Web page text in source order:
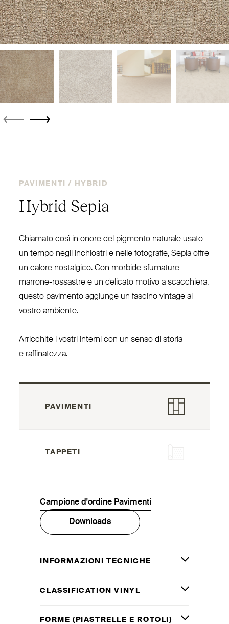
PAVIMENTI / HYBRID
Hybrid Sepia
Chiamato così in onore del pigmento naturale usato
un tempo negli inchiostri e nelle fotografie, Sepia offre
un calore nostalgico. Con morbide sfumature
marrone-rossastre e un delicato motivo a scacchiera,
questo pavimento aggiunge un fascino vintage al
vostro ambiente.
Arricchite i vostri interni con un senso di storia
e raffinatezza.
PAVIMENTI
TAPPETI
Campione d'ordine Pavimenti
Downloads
INFORMAZIONI TECNICHE
CLASSIFICATION VINYL
FORME (PIASTRELLE E ROTOLI)